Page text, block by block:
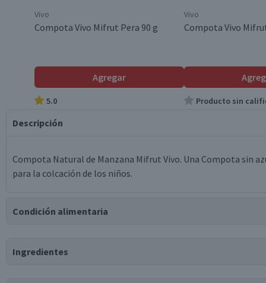
Vivo
Compota Vivo Mifrut Pera 90 g
Agregar
5.0
Vivo
Compota Vivo
Producto sin
Descripción
Compota Natural de Manzana Mifrut Vivo. Una Compota sin
para la colcación de los niños.
Condición alimentaria
Ingredientes